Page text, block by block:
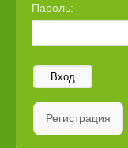
Пароль:
Вход
Регистрация